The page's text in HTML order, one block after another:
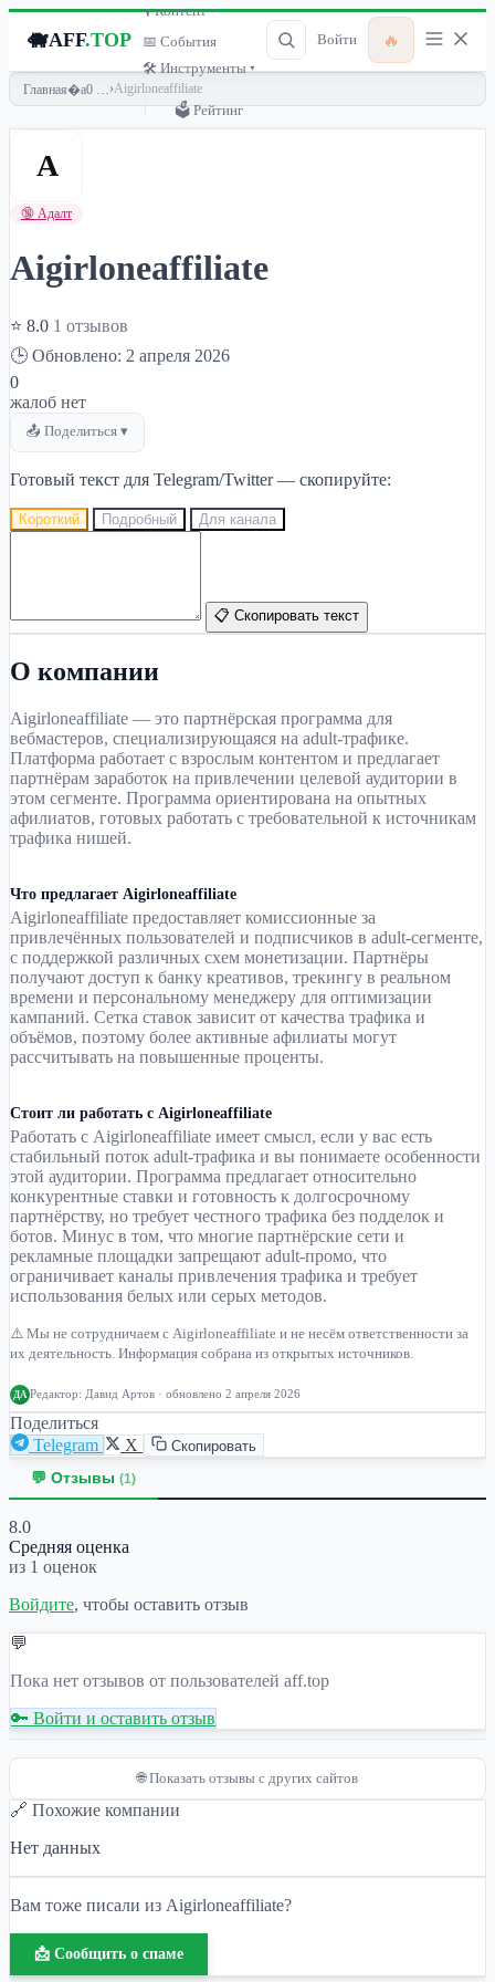
🐗AFF.TOP
🎙 Контент ▾
📅 События
🛠 Инструменты ▾
🗳 Рейтинг
Войти 🔥
Главная ›Aigirloneaffiliate
A
🔞 Адалт
Aigirloneaffiliate
⭐ 8.0 1 отзывов
🕒 Обновлено: 2 апреля 2026
0
жалоб нет
📤 Поделиться ▾
Готовый текст для Telegram/Twitter — скопируйте:
Короткий Подробный Для канала
📋 Скопировать текст
О компании
Aigirloneaffiliate — это партнёрская программа для
вебмастеров, специализирующаяся на adult-трафике.
Платформа работает с взрослым контентом и предлагает
партнёрам заработок на привлечении целевой аудитории в
этом сегменте. Программа ориентирована на опытных
афилиатов, готовых работать с требовательной к источникам
трафика нишей.
Что предлагает Aigirloneaffiliate
Aigirloneaffiliate предоставляет комиссионные за
привлечённых пользователей и подписчиков в adult-сегменте,
с поддержкой различных схем монетизации. Партнёры
получают доступ к банку креативов, трекингу в реальном
времени и персональному менеджеру для оптимизации
кампаний. Сетка ставок зависит от качества трафика и
объёмов, поэтому более активные афилиаты могут
рассчитывать на повышенные проценты.
Стоит ли работать с Aigirloneaffiliate
Работать с Aigirloneaffiliate имеет смысл, если у вас есть
стабильный поток adult-трафика и вы понимаете особенности
этой аудитории. Программа предлагает относительно
конкурентные ставки и готовность к долгосрочному
партнёрству, но требует честного трафика без подделок и
ботов. Минус в том, что многие партнёрские сети и
рекламные площадки запрещают adult-промо, что
ограничивает каналы привлечения трафика и требует
использования белых или серых методов.
⚠️ Мы не сотрудничаем с Aigirloneaffiliate и не несём ответственности за
их деятельность. Информация собрана из открытых источников.
ДА Редактор: Давид Артов · обновлено 2 апреля 2026
Поделиться
Telegram
X Скопировать
💬 Отзывы (1)
8.0
Средняя оценка
из 1 оценок
Войдите, чтобы оставить отзыв
💬
Пока нет отзывов от пользователей aff.top
🔑 Войти и оставить отзыв
🌐 Показать отзывы с других сайтов
🔗 Похожие компании
Нет данных
Вам тоже писали из Aigirloneaffiliate?
📩 Сообщить о спаме